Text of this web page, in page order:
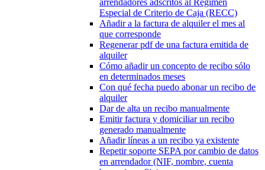
arrendadores adscritos al Régimen
Especial de Criterio de Caja (RECC)
Añadir a la factura de alquiler el mes al
que corresponde
Regenerar pdf de una factura emitida de
alquiler
Cómo añadir un concepto de recibo sólo
en determinados meses
Con qué fecha puedo abonar un recibo de
alquiler
Dar de alta un recibo manualmente
Emitir factura y domiciliar un recibo
generado manualmente
Añadir líneas a un recibo ya existente
Repetir soporte SEPA por cambio de datos
en arrendador (NIF, nombre, cuenta